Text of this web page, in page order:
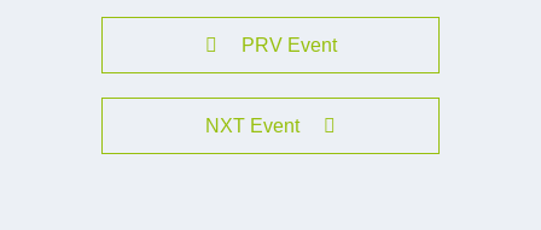
PRV Event
NXT Event